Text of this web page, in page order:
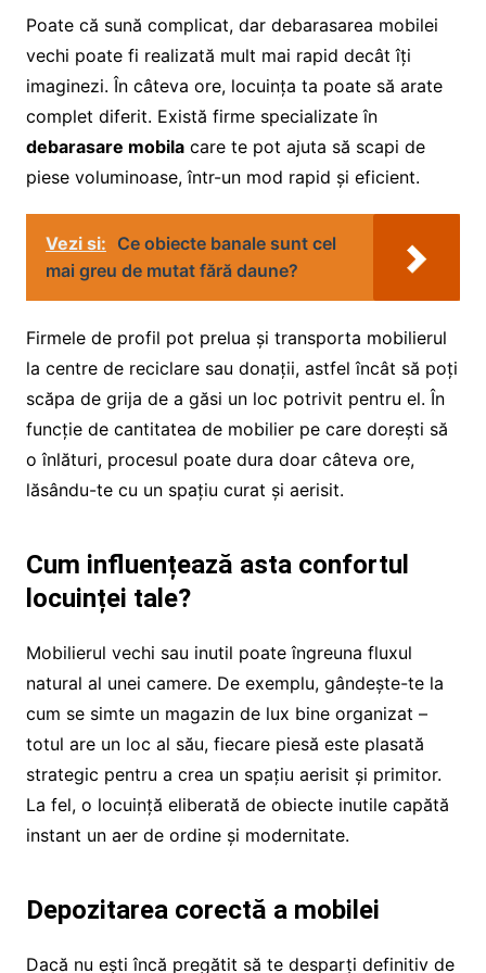
Poate că sună complicat, dar debarasarea mobilei
vechi poate fi realizată mult mai rapid decât îți
imaginezi. În câteva ore, locuința ta poate să arate
complet diferit. Există firme specializate în
debarasare mobilacare te pot ajuta să scapi de
piese voluminoase, într-un mod rapid și eficient.
Vezi si: Ce obiecte banale sunt cel
mai greu de mutat fără daune?
Firmele de profil pot prelua și transporta mobilierul
la centre de reciclare sau donații, astfel încât să poți
scăpa de grija de a găsi un loc potrivit pentru el. În
funcție de cantitatea de mobilier pe care dorești să
o înlături, procesul poate dura doar câteva ore,
lăsându-te cu un spațiu curat și aerisit.
Cum influențează asta confortul
locuinței tale?
Mobilierul vechi sau inutil poate îngreuna fluxul
natural al unei camere. De exemplu, gândește-te la
cum se simte un magazin de lux bine organizat –
totul are un loc al său, fiecare piesă este plasată
strategic pentru a crea un spațiu aerisit și primitor.
La fel, o locuință eliberată de obiecte inutile capătă
instant un aer de ordine și modernitate.
Depozitarea corectă a mobilei
Dacă nu ești încă pregătit să te desparți definitiv de